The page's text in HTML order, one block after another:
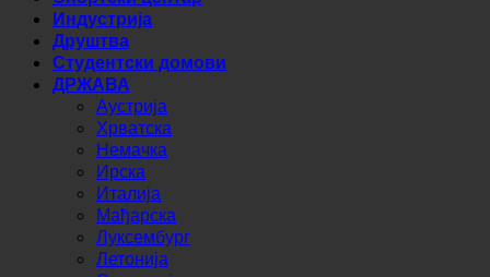
Спортски центар
Индустрија
Друштва
Студентски домови
ДРЖАВА
Аустрија
Хрватска
Немачка
Ирска
Италија
Мађарска
Луксембург
Летонија